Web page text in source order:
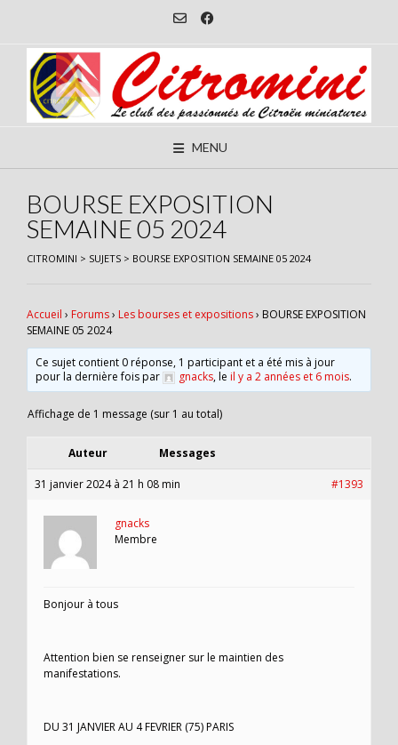
content
MENU
BOURSE EXPOSITION
SEMAINE 05 2024
CITROMINI > SUJETS > BOURSE EXPOSITION SEMAINE 05 2024
Accueil › Forums› Les bourses et expositions› BOURSE EXPOSITION
SEMAINE 05 2024
Ce sujet contient 0 réponse, 1 participant et a été mis à jour
pour la dernière fois par
gnacks, leil y a 2 années et 6 mois.
Affichage de 1 message (sur 1 au total)
Auteur Messages
31 janvier 2024 à 21 h 08 min #1393
gnacks
Membre
Bonjour à tous
Attention bien se renseigner sur le maintien des
manifestations.
DU 31 JANVIER AU 4 FEVRIER (75) PARIS